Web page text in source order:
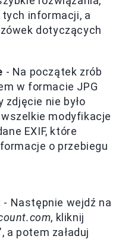
informacji, a
dotyczących
- Na początek zrób
w formacie JPG
zdjęcie nie było
modyfikacje
EXIF, które
o przebiegu
- Następnie wejdź na
, kliknij
a potem załaduj